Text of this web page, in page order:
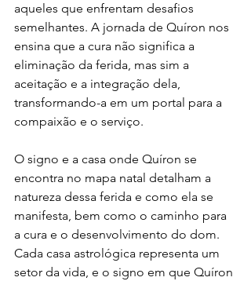
aqueles que enfrentam desafios
semelhantes. A jornada de Quíron nos
ensina que a cura não significa a
eliminação da ferida, mas sim a
aceitação e a integração dela,
transformando-a em um portal para a
compaixão e o serviço.
O signo e a casa onde Quíron se
encontra no mapa natal detalham a
natureza dessa ferida e como ela se
manifesta, bem como o caminho para
a cura e o desenvolvimento do dom.
Cada casa astrológica representa um
setor da vida, e o signo em que Quíron